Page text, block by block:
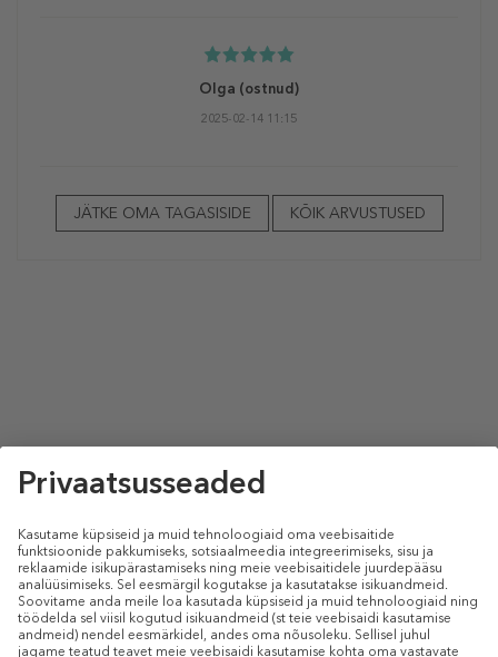
Olga (ostnud)
2025-02-14 11:15
JÄTKE OMA TAGASISIDE KÕIK ARVUSTUSED